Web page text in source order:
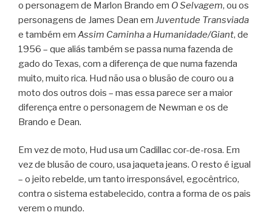
o personagem de Marlon Brando em O Selvagem, ou os
personagens de James Dean em Juventude Transviada
e também em Assim Caminha a Humanidade/Giant, de
1956 – que aliás também se passa numa fazenda de
gado do Texas, com a diferença de que numa fazenda
muito, muito rica. Hud não usa o blusão de couro ou a
moto dos outros dois – mas essa parece ser a maior
diferença entre o personagem de Newman e os de
Brando e Dean.
Em vez de moto, Hud usa um Cadillac cor-de-rosa. Em
vez de blusão de couro, usa jaqueta jeans. O resto é igual
– o jeito rebelde, um tanto irresponsável, egocêntrico,
contra o sistema estabelecido, contra a forma de os pais
verem o mundo.